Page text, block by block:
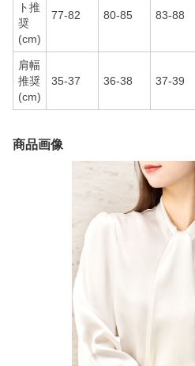
ト推
奨
(cm)
77-82 80-85 83-88
肩幅
推奨
(cm)
35-37 36-38 37-39
商品画像